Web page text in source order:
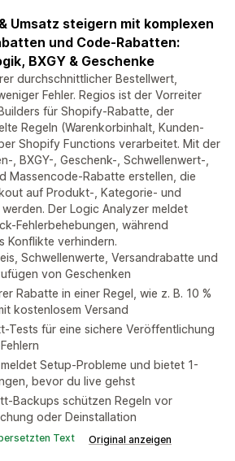
Umsatz steigern mit komplexen
und Code-Rabatten:
BXGY & Geschenke
durchschnittlicher Bestellwert,
Fehler. Regios ist der Vorreiter
für Shopify-Rabatte, der
Regeln (Warenkorbinhalt, Kunden-
Shopify Functions verarbeitet. Mit der
, BXGY-, Geschenk-, Schwellenwert-,
Massencode-Rabatte erstellen, die
auf Produkt-, Kategorie- und
Der Logic Analyzer meldet
Fehlerbehebungen, während
Konflikte verhindern.
Schwellenwerte, Versandrabatte und
von Geschenken
Rabatte in einer Regel, wie z. B. 10 %
kostenlosem Versand
Tests für eine sichere Veröffentlichung
Setup-Probleme und bietet 1-
bevor du live gehst
Backups schützen Regeln vor
oder Deinstallation
Text Original anzeigen